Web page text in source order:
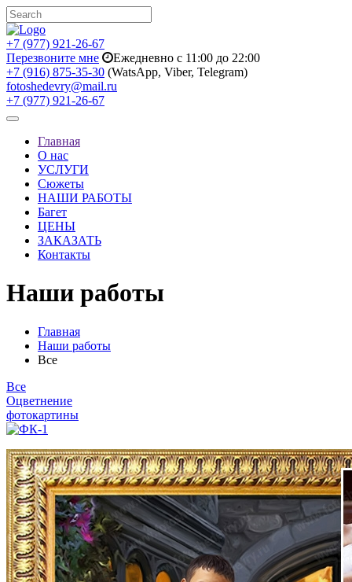
+7 (977) 921-26-67
Перезвоните мне
Ежедневно с 11:00 до 22:00
+7 (916) 875-35-30 (WatsApp, Viber, Telegram)
fotoshedevry@mail.ru
+7 (977) 921-26-67
Toggle
navigationГлавная
О нас
УСЛУГИ
Сюжеты
НАШИ РАБОТЫ
Багет
ЦЕНЫ
ЗАКАЗАТЬ
Контакты
Наши работы
Главная
Наши работы
Все
Все
Оцветнение
фотокартины